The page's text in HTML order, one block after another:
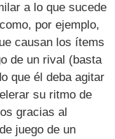
a lo que sucede
por ejemplo,
causan los ítems
de un rival (basta
que él deba agitar
su ritmo de
gracias al
juego de un